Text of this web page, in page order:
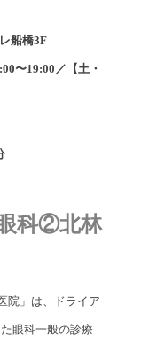
船橋3F
〜19:00／【土・
科②北林
院」は、ドライア
眼科一般の診療